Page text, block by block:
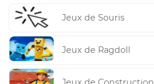
Jeux de Souris
Jeux de Ragdoll